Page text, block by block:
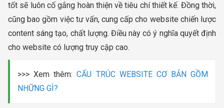
tốt sẽ luôn cố gắng hoàn thiện về tiêu chí thiết kế. Đồng thời,
cũng bao gồm việc tư vấn, cung cấp cho website chiến lược
content sáng tạo, chất lượng. Điều này có ý nghĩa quyết định
cho website có lượng truy cập cao.
>>> Xem thêm:CẤU TRÚC WEBSITE CƠ BẢN GỒM
NHỮNG GÌ?